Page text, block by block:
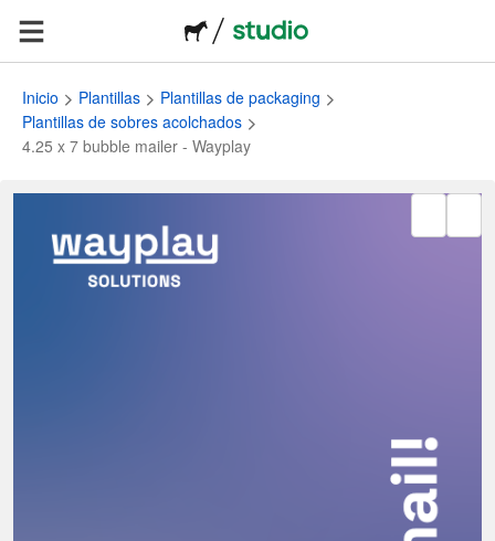
Inicio Plantillas
Plantillas de packaging
Plantillas de sobres acolchados
4.25 x 7 bubble mailer - Wayplay